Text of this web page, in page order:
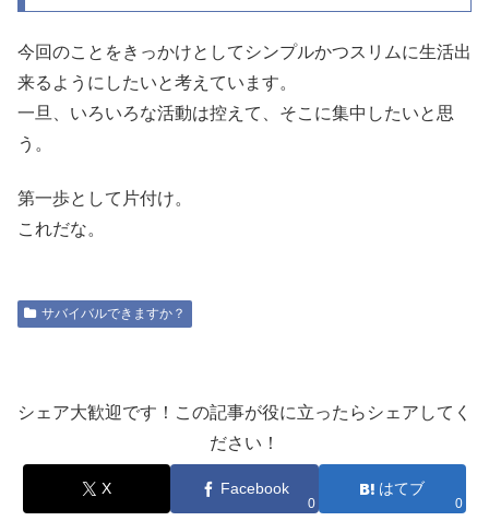
今回のことをきっかけとしてシンプルかつスリムに生活出
来るようにしたいと考えています。
一旦、いろいろな活動は控えて、そこに集中したいと思
う。
第一歩として片付け。
これだな。
サバイバルできますか？
シェア大歓迎です！この記事が役に立ったらシェアしてく
ださい！
X Facebook
0
はてブ
0